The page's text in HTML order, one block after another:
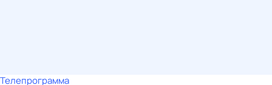
Телепрограмма